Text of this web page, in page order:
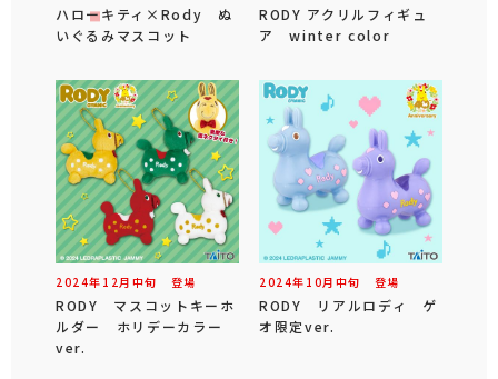
ハローキティ×Rody ぬ
いぐるみマスコット
RODY アクリルフィギュ
ア winter color
2024年 12 月 中旬 登場
RODY マスコットキーホ
ルダー ホリデーカラー
ver.
2024年 10月 中旬 登場
RODY リアルロディ ゲ
オ限定ver.